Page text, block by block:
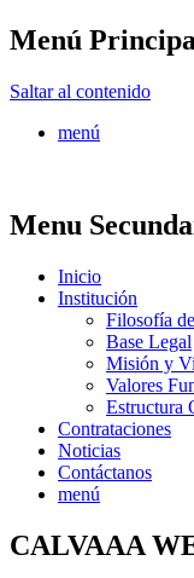
Menú
Saltar al contenido
menú
Menu
Inicio
Institución
Filosofía
Base Legal
Misión y
Valores
Estructura
Contrataciones
Noticias
Contáctanos
menú
CALVAAA